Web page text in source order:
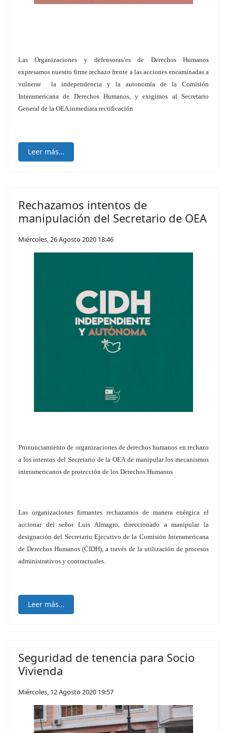
Las Organizaciones y defensoras/es de Derechos Humanos
expresamos nuestro firme rechazo frente a las acciones encaminadas a
vulnerar la independencia y la autonomía de la Comisión
Interamericana de Derechos Humanos, y exigimos al Secretario
General de la OEA inmediata rectificación
Leer más…
Rechazamos intentos de
manipulación del Secretario de OEA
Miércoles, 26 Agosto 2020 18:46
Pronunciamiento de organizaciones de derechos humanos en rechazo
a los intentos del Secretario de la OEA de manipular los mecanismos
interamericanos de protección de los Derechos Humanos
Las organizaciones firmantes rechazamos de manera enérgica el
accionar del señor Luis Almagro, direccionado a manipular la
designación del Secretario Ejecutivo de la Comisión Interamericana
de Derechos Humanos (CIDH), a través de la utilización de procesos
administrativos y contractuales.
Leer más…
Seguridad de tenencia para Socio
Vivienda
Miércoles, 12 Agosto 2020 19:57